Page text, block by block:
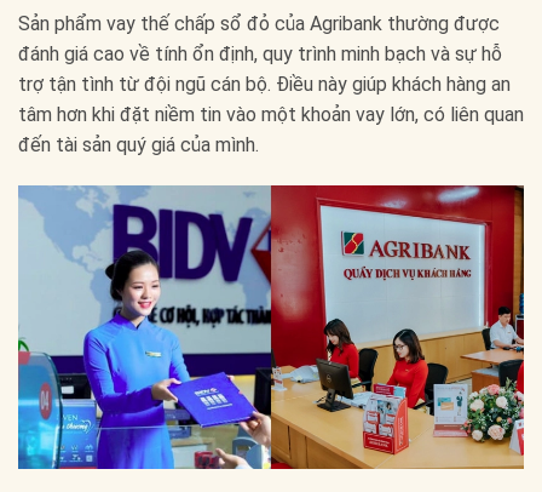
Sản phẩm vay thế chấp sổ đỏ của Agribank thường được
đánh giá cao về tính ổn định, quy trình minh bạch và sự hỗ
trợ tận tình từ đội ngũ cán bộ. Điều này giúp khách hàng an
tâm hơn khi đặt niềm tin vào một khoản vay lớn, có liên quan
đến tài sản quý giá của mình.